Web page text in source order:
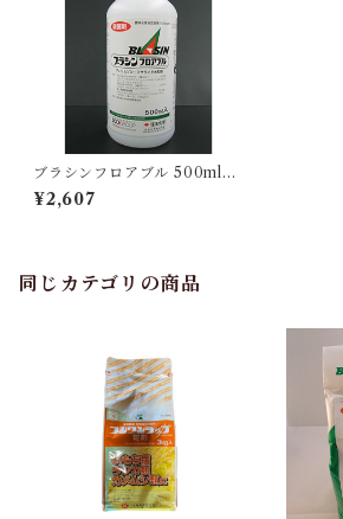
ブラシンフロアブル 500ml
1本
¥2,607
同じカテゴリの商品